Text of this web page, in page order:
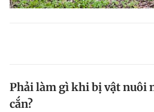
Phải làm gì khi bị vật nuôi
cắn?